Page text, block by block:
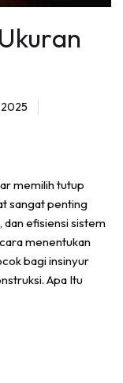
memilih tutup
sangat penting
dan efisiensi sistem
menentukan
bagi insinyur
Apa Itu